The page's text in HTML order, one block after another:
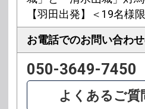
【羽田出発】＜19名様
お電話でのお問い合わ
050-3649-7450
よくあるご質